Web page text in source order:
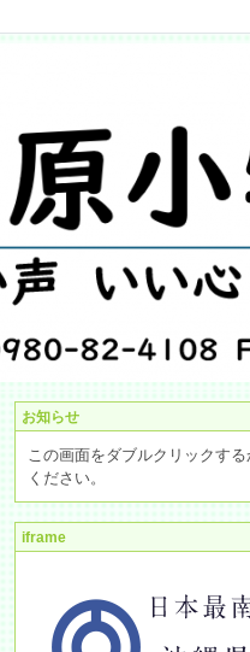
お知らせ
この画面をダブルクリックす
ください。
iframe